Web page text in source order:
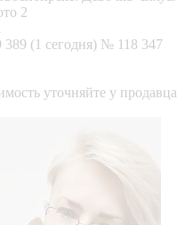
389 (1 сегодня) № 118 347
уточняйте у продавца